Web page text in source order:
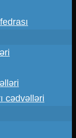
cədvəlləri